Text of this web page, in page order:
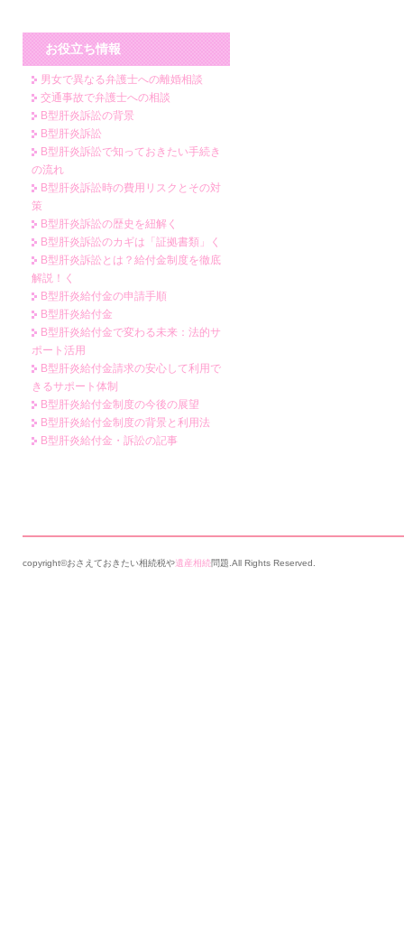
お役立ち情報
男女で異なる弁護士への離婚相談
交通事故で弁護士への相談
B型肝炎訴訟の背景
B型肝炎訴訟
B型肝炎訴訟で知っておきたい手続き
の流れ
B型肝炎訴訟時の費用リスクとその対
策
B型肝炎訴訟の歴史を紐解く
B型肝炎訴訟のカギは「証拠書類」く
B型肝炎訴訟とは？給付金制度を徹底
解説！く
B型肝炎給付金の申請手順
B型肝炎給付金
B型肝炎給付金で変わる未来：法的サ
ポート活用
B型肝炎給付金請求の安心して利用で
きるサポート体制
B型肝炎給付金制度の今後の展望
B型肝炎給付金制度の背景と利用法
B型肝炎給付金・訴訟の記事
copyright©おさえておきたい相続税や遺産相続問題.All Rights Reserved.